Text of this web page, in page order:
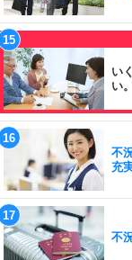
い
い。
不
充
不